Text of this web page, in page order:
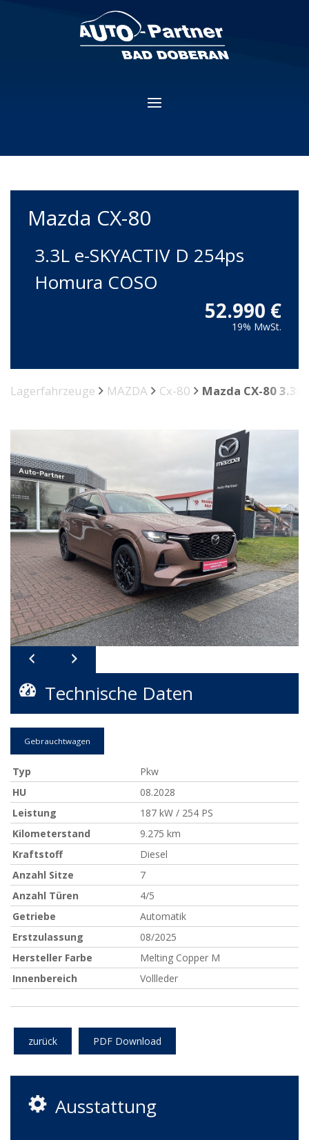
Mazda CX-80
3.3L e-SKYACTIV D 254ps
Homura COSO
52.990 €
19% MwSt.
Lagerfahrzeuge MAZDA Cx-80 Mazda CX-80 3.3L
Technische Daten
Gebrauchtwagen
Typ
Pkw
HU
08.2028
Leistung
187 kW / 254 PS
Kilometerstand
9.275 km
Kraftstoff
Diesel
Anzahl Sitze
7
Anzahl Türen
4/5
Getriebe
Automatik
Erstzulassung
08/2025
Hersteller Farbe
Melting Copper M
Innenbereich
Vollleder
zurück PDF Download
Ausstattung